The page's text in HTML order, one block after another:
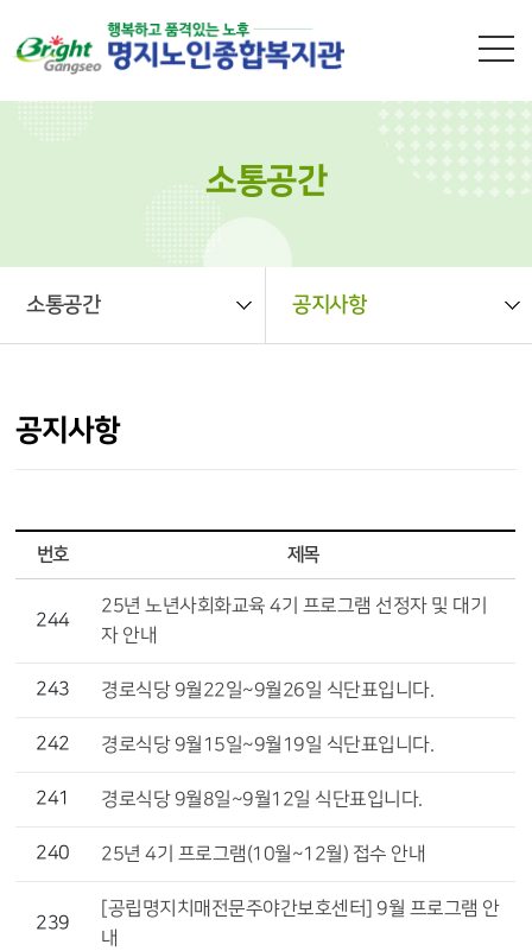
소통공간
소통공간 공지사항
공지사항
번호 제목
244
25년 노년사회화교육 4기 프로그램 선정자 및 대기
자 안내
243 경로식당 9월22일~9월26일 식단표입니다.
242 경로식당 9월15일~9월19일 식단표입니다.
241 경로식당 9월8일~9월12일 식단표입니다.
240 25년 4기 프로그램(10월~12월) 접수 안내
239
[공립명지치매전문주야간보호센터] 9월 프로그램 안
내